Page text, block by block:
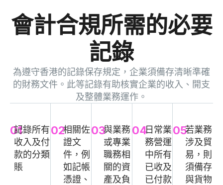
會計合規所需的必要
記錄
為遵守香港的記錄保存規定，企業須備存清晰準確
的財務文件。此等記錄有助核實企業的收入、開支
及整體業務運作。
01
記錄所有
收入及付
款的分類
賬
02相關佐
證文
件，例
如記帳
憑證、
03與業務
或專業
職務相
關的資
產及負
04日常業
務營運
中所有
已收及
已付款
05若業務
涉及貿
易，則
須備存
與貨物